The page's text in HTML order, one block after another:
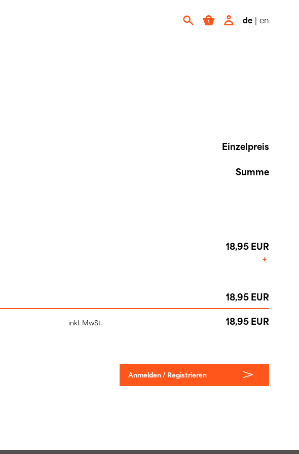
de | en
Einzelpreis
Summe
18,95 EUR
+
18,95 EUR
inkl. MwSt. 18,95 EUR
Anmelden / Registrieren